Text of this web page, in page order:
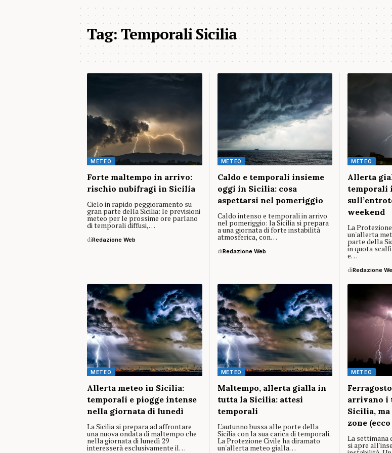
Tag:Temporali Sicilia
METEO
Forte maltempo in arrivo:
rischio nubifragi in Sicilia
Cielo in rapido peggioramento su
gran parte della Sicilia: le previsioni
meteo per le prossime ore parlano
di temporali diffusi,…
diRedazione Web
METEO
Caldo e temporali insieme
oggi in Sicilia: cosa
aspettarsi nel pomeriggio
Caldo intenso e temporali in arrivo
nel pomeriggio: la Sicilia si prepara
a una giornata di forte instabilità
atmosferica, con…
diRedazione Web
METEO
Allerta
temporali
weekend
La
un'allerta
parte della
in quota
e…
diRedazione
METEO
Allerta meteo in Sicilia:
temporali e piogge intense
nella giornata di lunedì
La Sicilia si prepara ad affrontare
una nuova ondata di maltempo che
nella giornata di lunedì 29
interesserà esclusivamente il…
METEO
Maltempo, allerta gialla in
tutta la Sicilia: attesi
temporali
L'autunno bussa alle porte della
Sicilia con la sua carica di temporali.
La Protezione Civile ha diramato
un'allerta meteo gialla…
METEO
arrivano i
Sicilia,
zone
La settimana
si apre